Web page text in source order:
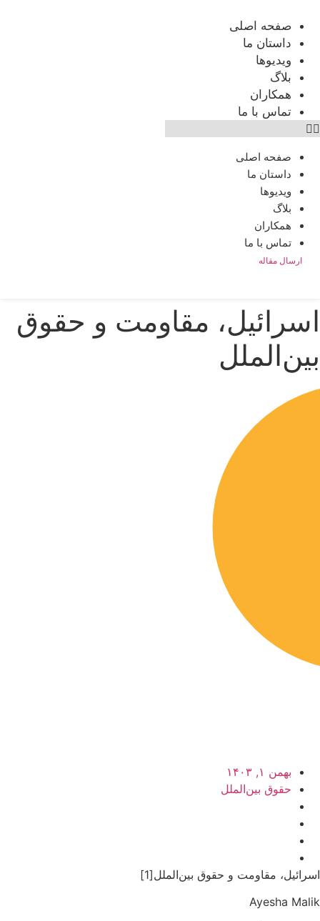
محتوا
صفحه اصلی
داستان ما
ویدیوها
بلاگ
همکاران
تماس با ما
صفحه اصلی
داستان ما
ویدیوها
بلاگ
همکاران
تماس با ما
ارسال مقاله
اسرائیل، مقاومت و حقوق
بین‌الملل
بهمن ۱, ۱۴۰۳
حقوق بین‌الملل
اسرائیل، مقاومت و حقوق بین‌الملل[1]
Ayesha Malik